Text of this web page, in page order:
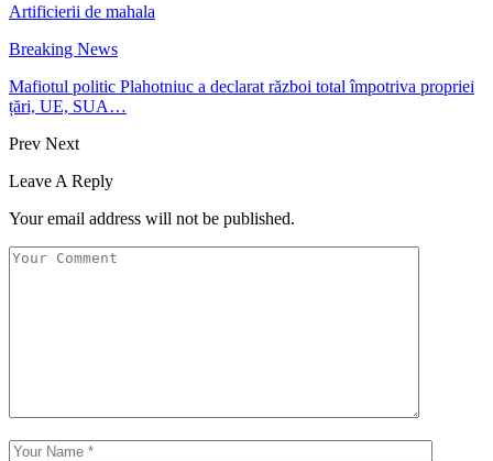
Artificierii de mahala
Breaking News
Mafiotul politic Plahotniuc a declarat război total împotriva propriei
țări, UE, SUA…
Prev Next
Leave A Reply
Your email address will not be published.